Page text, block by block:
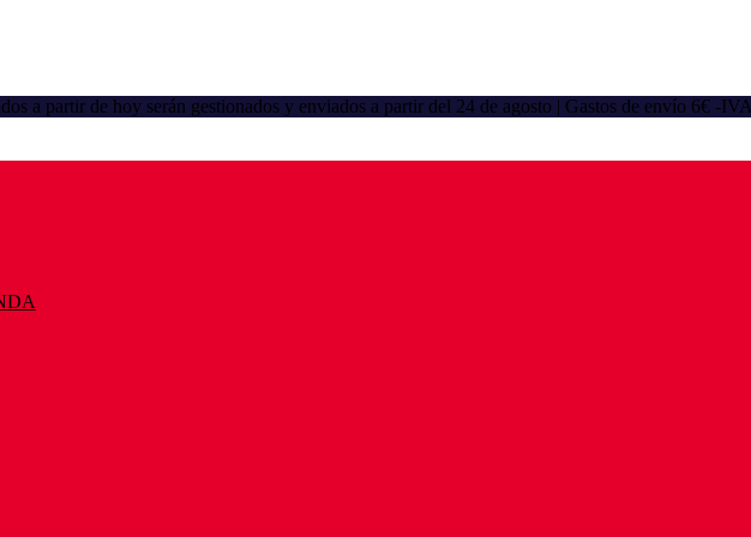
a partir de hoy serán gestionados y enviados a partir del 24 de agosto | Gastos de envío 6€ -